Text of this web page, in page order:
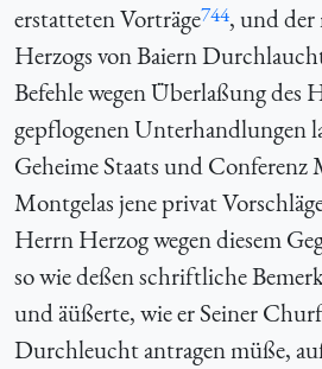
erstatteten Vorträge744, und
Herzogs von Baiern
Befehle wegen Überlaßung des
gepflogenen Unterhandlungen
Geheime Staats und Conferenz
Montgelas jene privat
Herrn Herzog wegen diesem
so wie deßen schriftliche
und äüßerte, wie er Seiner
Durchleucht antragen müße,